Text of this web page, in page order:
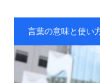
言葉の意味と使い